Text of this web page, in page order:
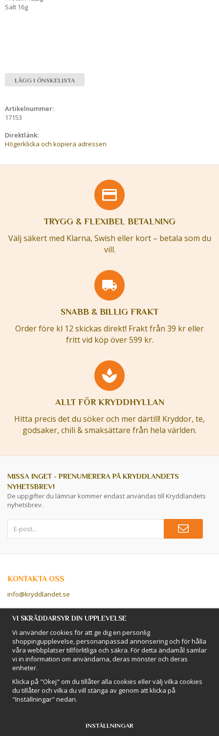
Salt 16g
LÄGG I ÖNSKELISTA
Artikelnummer:
17153
Direktlänk:
Högerklicka och kopiera adressen
TRYGG & FLEXIBEL BETALNING
Välj säkert med Klarna, Swish eller kort – betala som du
vill.
SNABB & BILLIG FRAKT
Order före kl 12 skickas direkt! Frakt från 39 kr eller
fritt vid köp över 599 kr.
ALLT FÖR KRYDDHYLLAN
Hitta precis det du söker och mer därtill! Kryddor, te,
godsaker, chili & smaksättare från hela världen.
MISSA INGET - PRENUMERERA PÅ KRYDDLANDETS
NYHETSBREV!
De uppgifter du lämnar kommer endast användas till Kryddlandets
nyhetsbrev.
KONTAKTA OSS
info@kryddlandet.se
Följ oss på Facebook!
Följ oss på Instagram!
BETALSÄTT
Hos Kryddlandet handlar du tryggt & säkert - och betalar enkelt med
kort, Klarna eller swish!
VI SKRÄDDARSYR DIN UPPLEVELSE
Vi använder cookies för att ge dig en personlig
shoppingupplevelse, personanpassad annonsering och för hålla
våra webbplatser tillförlitliga och säkra. För detta ändamål samlar
vi in information om användarna, deras mönster och deras
enheter.
Klicka på "Okej" om du tillåter alla cookies eller välj vilka cookies
du tillåter och vilka du vill stänga av genom att klicka på
"Inställningar" nedan.
INSTÄLLNINGAR